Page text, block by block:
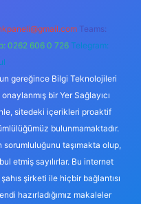
Teams:
0262 606 0 726 Telegram:
gereğince Bilgi Teknolojileri
bir Yer Sağlayıcı
sitedeki içerikleri proaktif
bulunmamaktadır.
taşımakta olup,
etmiş sayılırlar. Bu internet
şirketi ile hiçbir bağlantısı
hazırladığımız makaleler